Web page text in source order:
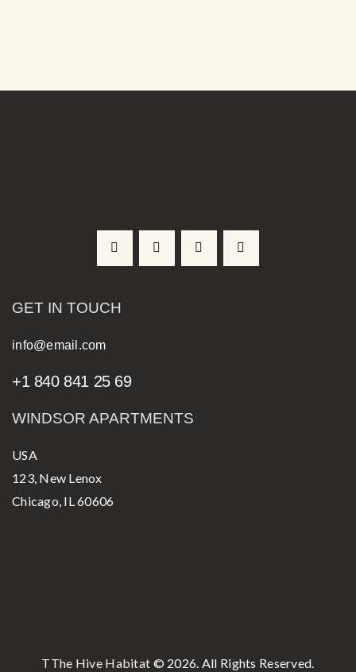
GET IN TOUCH
info@email.com
+1 840 841 25 69
WINDSOR APARTMENTS
USA
123, New Lenox
Chicago, IL 60606
TThe Hive Habitat © 2026. All Rights Reserved.